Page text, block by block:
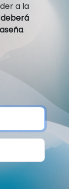
a la
deberá
.